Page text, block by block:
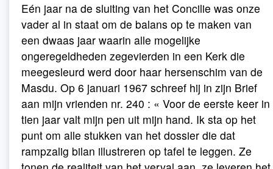
Eén jaar na de sluiting van het Concilie was onze
vader al in staat om de balans op te maken van
een dwaas jaar waarin alle mogelijke
ongeregeldheden zegevierden in een Kerk die
meegesleurd werd door haar hersenschim van de
Masdu. Op 6 januari 1967 schreef hij in zijn Brief
aan mijn vrienden nr. 240 : « Voor de eerste keer in
tien jaar valt mijn pen uit mijn hand. Ik sta op het
punt om alle stukken van het dossier die dat
rampzalig bilan illustreren op tafel te leggen. Ze